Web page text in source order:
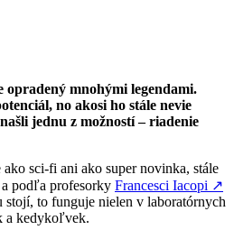
mnohými legendami.
no akosi ho stále nevie
jednu z možností – riadenie
sci-fi ani ako super novinka, stále
podľa profesorky Francesci Iacopi ↗
to funguje nielen v laboratórnych
a kedykoľvek.